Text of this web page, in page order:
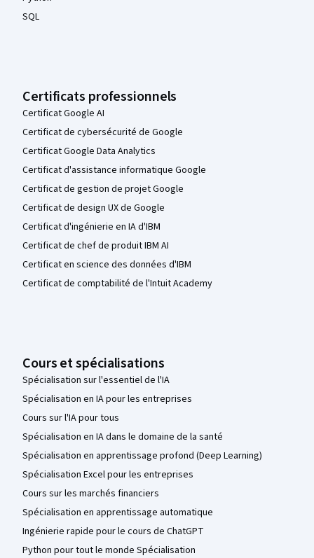
SQL
Certificats professionnels
Certificat Google AI
Certificat de cybersécurité de Google
Certificat Google Data Analytics
Certificat d'assistance informatique Google
Certificat de gestion de projet Google
Certificat de design UX de Google
Certificat d'ingénierie en IA d'IBM
Certificat de chef de produit IBM AI
Certificat en science des données d'IBM
Certificat de comptabilité de l'Intuit Academy
Cours et spécialisations
Spécialisation sur l'essentiel de l'IA
Spécialisation en IA pour les entreprises
Cours sur l'IA pour tous
Spécialisation en IA dans le domaine de la santé
Spécialisation en apprentissage profond (Deep Learning)
Spécialisation Excel pour les entreprises
Cours sur les marchés financiers
Spécialisation en apprentissage automatique
Ingénierie rapide pour le cours de ChatGPT
Python pour tout le monde Spécialisation